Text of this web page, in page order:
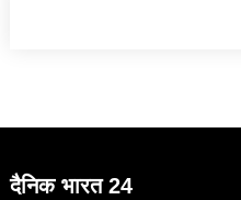
दैनिक भारत 24